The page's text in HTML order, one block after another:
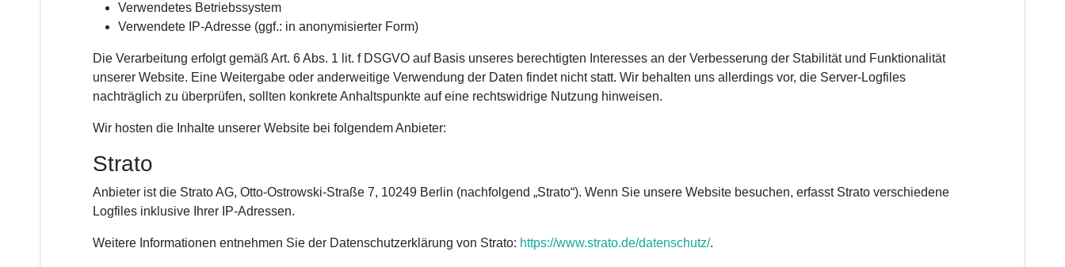
Verwendetes Betriebssystem
Verwendete IP-Adresse (ggf.: in anonymisierter Form)
Die Verarbeitung erfolgt gemäß Art. 6 Abs. 1 lit. f DSGVO auf Basis unseres berechtigten Interesses an der Verbesserung der Stabilität und Funktionalität
unserer Website. Eine Weitergabe oder anderweitige Verwendung der Daten findet nicht statt. Wir behalten uns allerdings vor, die Server-Logfiles
nachträglich zu überprüfen, sollten konkrete Anhaltspunkte auf eine rechtswidrige Nutzung hinweisen.
Wir hosten die Inhalte unserer Website bei folgendem Anbieter:
Strato
Anbieter ist die Strato AG, Otto-Ostrowski-Straße 7, 10249 Berlin (nachfolgend „Strato“). Wenn Sie unsere Website besuchen, erfasst Strato verschiedene
Logfiles inklusive Ihrer IP-Adressen.
Weitere Informationen entnehmen Sie der Datenschutzerklärung von Strato: https://www.strato.de/datenschutz/.